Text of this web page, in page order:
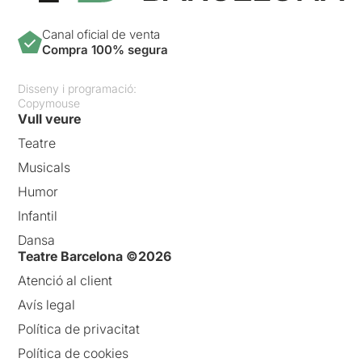
Canal oficial de venta
Compra 100% segura
Disseny i programació:
Copymouse
Vull veure
Teatre
Musicals
Humor
Infantil
Dansa
Teatre Barcelona ©2026
Atenció al client
Avís legal
Política de privacitat
Política de cookies